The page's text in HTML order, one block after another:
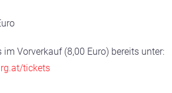
Vorverkauf (8,00 Euro) bereits unter:
tickets